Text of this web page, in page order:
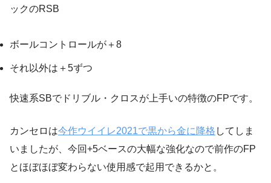
ックのRSB
ボールコントロールが＋8
それ以外は＋5ずつ
快速系SBでドリブル・クロスが上手いの特徴のFPです。
カンセロは今作ウイイレ2021で黒から金に降格 してしま
いましたが、今回+5ベースの大幅な強化なので前作のFP
とほぼほぼ変わらない使用感で起用できるかと。